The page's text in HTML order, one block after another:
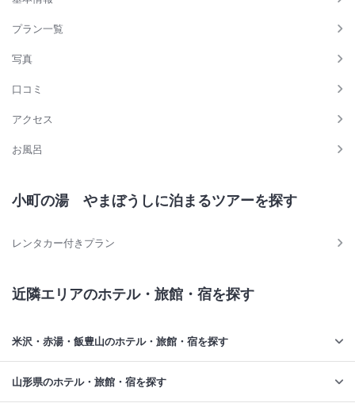
プラン一覧
写真
口コミ
アクセス
お風呂
小町の湯 やまぼうしに泊まるツアーを探す
レンタカー付きプラン
近隣エリアのホテル・旅館・宿を探す
米沢・赤湯・飯豊山のホテル・旅館・宿を探す
山形県のホテル・旅館・宿を探す